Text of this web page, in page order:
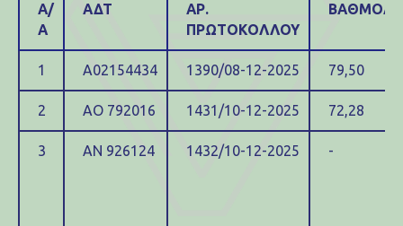
Α/
Α
ΑΔΤ
ΑΡ.
ΠΡΩΤΟΚΟΛΛΟΥ
1 Α02154434 1390/08-12-2025 79,50
2 ΑΟ 792016 1431/10-12-2025 72,28
3 ΑΝ 926124 1432/10-12-2025 -